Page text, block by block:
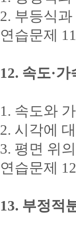
2. 부등식과
연습문제
12. 속도·
1. 속도와
2. 시각에
3. 평면 위
연습문제
13. 부정적